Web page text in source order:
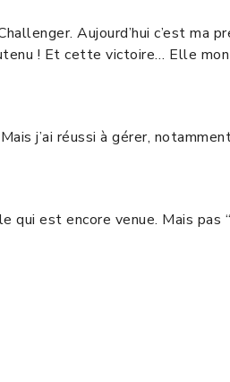
Aujourd’hui c’est ma
! Et cette victoire… Elle
j’ai réussi à gérer,
est encore venue. Mais pas